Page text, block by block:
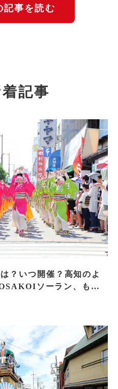
記事を読む
記事
？いつ開催？高知のよ
ソーラン、もう